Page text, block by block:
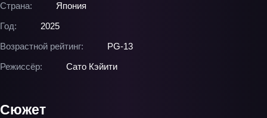
Страна:
Япония
Год:
2025
Возрастной рейтинг:
PG-13
Режиссёр:
Сато Кэйити
Сюжет